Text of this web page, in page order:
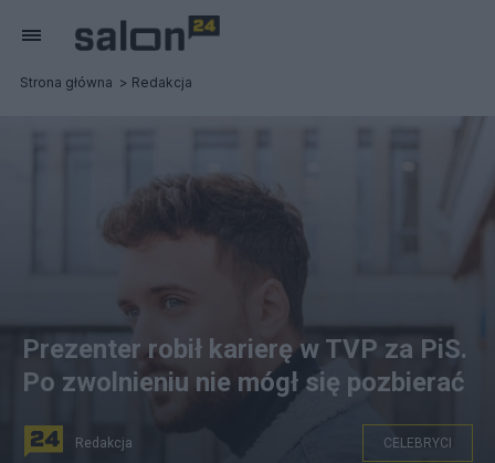
Strona główna Redakcja
Prezenter robił karierę w TVP za PiS.
Po zwolnieniu nie mógł się pozbierać
Redakcja CELEBRYCI